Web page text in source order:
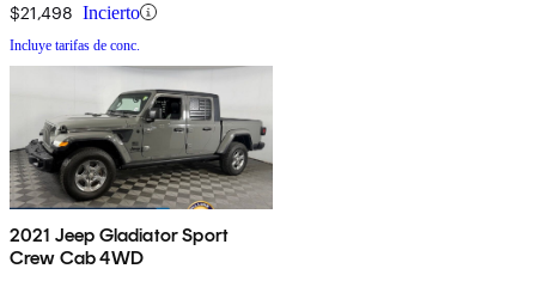
$21,498 Incierto
Incluye tarifas de conc.
2021 Jeep Gladiator Sport
Crew Cab 4WD